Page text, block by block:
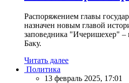
Распоряжением главы
назначен новым главой
заповедника "Ичеришехер" –
Баку.
Читать далее
Политика
13 февраль 2025, 17:01